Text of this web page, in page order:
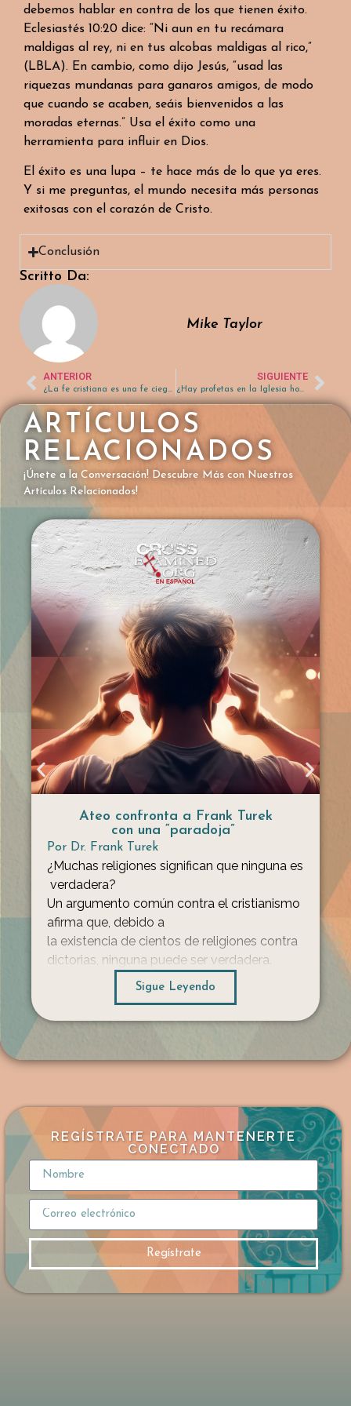
debemos hablar en contra de los que tienen éxito.
Eclesiastés 10:20 dice: “Ni aun en tu recámara
maldigas al rey, ni en tus alcobas maldigas al rico,”
(LBLA). En cambio, como dijo Jesús, “usad las
riquezas mundanas para ganaros amigos, de modo
que cuando se acaben, seáis bienvenidos a las
moradas eternas.” Usa el éxito como una
herramienta para influir en Dios.
El éxito es una lupa – te hace más de lo que ya eres.
Y si me preguntas, el mundo necesita más personas
exitosas con el corazón de Cristo.
Conclusión
Scritto Da:
Mike Taylor
ANTERIOR
¿La fe cristiana es una fe ciega o irracional?
SIGUIENTE
¿Hay profetas en la Iglesia hoy en día?
ARTÍCULOS
RELACIONADOS
¡Únete a la Conversación! Descubre Más con Nuestros
Artículos Relacionados!
Ateo confronta a Frank Turek
con una “paradoja”
Por Dr. Frank Turek
¿Muchas religiones significan que ninguna es
verdadera?
Un argumento común contra el cristianismo
afirma que, debido a
la existencia de cientos de religiones contra
dictorias, ninguna puede ser verdadera.
En este diálogo,
un ateo presenta esta idea como una “parad
oja” frente a Frank
Frank responde señalando que no
se trata de una paradoja, sino de una realida
d básica sobre cómo funciona la verdad.
Cuando dos afirmaciones se contradicen,
El número de personas que creen algo
Frank utiliza un ejemplo matemático sencillo
: si varias personas afirman respuestas difere
ntes a una misma operación,
solo una puede ser correcta, independiente
Sigue Leyendo
REGÍSTRATE PARA MANTENERTE
CONECTADO
Regístrate